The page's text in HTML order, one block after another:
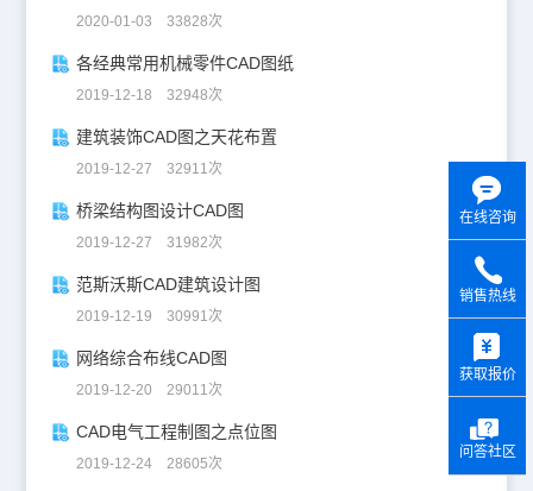
2020-01-03 33828次
各经典常用机械零件CAD图纸
2019-12-18 32948次
建筑装饰CAD图之天花布置
2019-12-27 32911次
桥梁结构图设计CAD图
2019-12-27 31982次
范斯沃斯CAD建筑设计图
2019-12-19 30991次
网络综合布线CAD图
2019-12-20 29011次
CAD电气工程制图之点位图
2019-12-24 28605次
在线咨询
销售热线
获取报价
问答社区